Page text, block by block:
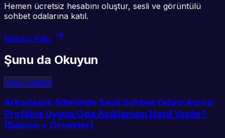
Hemen ücretsiz hesabını oluştur, sesli ve görüntülü
sohbet odalarına katıl.
Hemen Katıl
Şunu da Okuyun
Sesli Sohbet
Arkadaşlık Sitesinde Sesli Sohbet Odası Açma:
Profiline Uygun Oda Açıklaması Nasıl Yazılır?
(Şablon + Örnekler)